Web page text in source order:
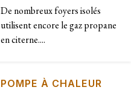
De nombreux foyers isolés
utilisent encore le gaz propane
en citerne....
POMPE À CHALEUR